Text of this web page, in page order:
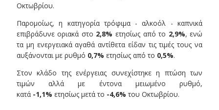
Οκτωβρίου.
Παρομοίως, η κατηγορία τρόφιμα - αλκοόλ - καπνικά
επιβράδυνε οριακά στο 2,8% ετησίως από το 2,9%, ενώ
τα μη ενεργειακά αγαθά αντίθετα είδαν τις τιμές τους να
αυξάνονται με ρυθμό 0,7% ετησίως από το 0,5%.
Στον κλάδο της ενέργειας συνεχίστηκε η πτώση των
τιμών αλλά με έντονα μειωμένο ρυθμό,
κατά -1,1% ετησίως μετά το -4,6% του Οκτωβρίου.